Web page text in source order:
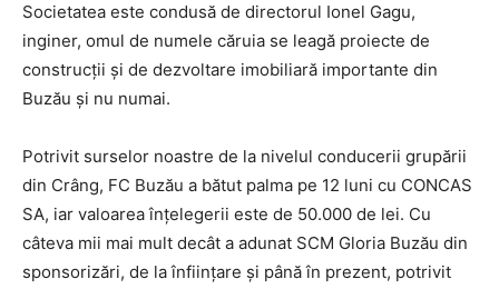
Societatea este condusă de directorul Ionel Gagu,
inginer, omul de numele căruia se leagă proiecte de
construcţii şi de dezvoltare imobiliară importante din
Buzău şi nu numai.
Potrivit surselor noastre de la nivelul conducerii grupării
din Crâng, FC Buzău a bătut palma pe 12 luni cu CONCAS
SA, iar valoarea înţelegerii este de 50.000 de lei. Cu
câteva mii mai mult decât a adunat SCM Gloria Buzău din
sponsorizări, de la înfiinţare şi până în prezent, potrivit